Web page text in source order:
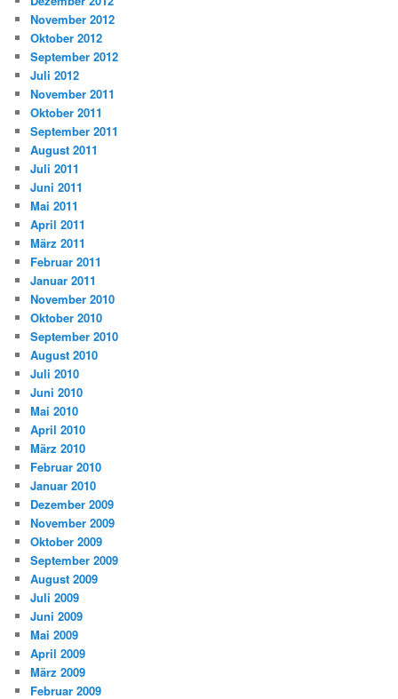
November 2012
Oktober 2012
September 2012
Juli 2012
November 2011
Oktober 2011
September 2011
August 2011
Juli 2011
Juni 2011
Mai 2011
April 2011
März 2011
Februar 2011
Januar 2011
November 2010
Oktober 2010
September 2010
August 2010
Juli 2010
Juni 2010
Mai 2010
April 2010
März 2010
Februar 2010
Januar 2010
Dezember 2009
November 2009
Oktober 2009
September 2009
August 2009
Juli 2009
Juni 2009
Mai 2009
April 2009
März 2009
Februar 2009